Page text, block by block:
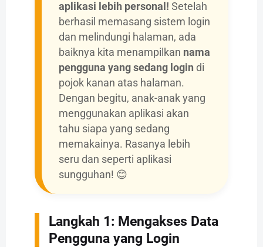
aplikasi lebih personal! Setelah
berhasil memasang sistem login
dan melindungi halaman, ada
baiknya kita menampilkan nama
pengguna yang sedang login di
pojok kanan atas halaman.
Dengan begitu, anak-anak yang
menggunakan aplikasi akan
tahu siapa yang sedang
memakainya. Rasanya lebih
seru dan seperti aplikasi
sungguhan! 😊
Langkah 1: Mengakses Data
Pengguna yang Login